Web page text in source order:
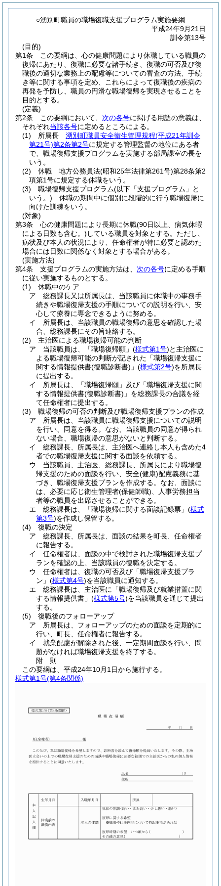
○湧別町職員の職場復職支援プログラム実施要綱
平成24年9月21日
訓令第13号
(目的)
第1条
この要綱は、心の健康問題により休職している職員の
復帰にあたり、復職に必要な諸手続き、復職の可否及び復
職後の適切な業務上の配慮等についての審査の方法、手続
き等に関する事項を定め、これらによって復職後の疾病の
再発を予防し、職員の円滑な職場復帰を実現させることを
目的とする。
(定義)
第2条
この要綱において、 次の各号に掲げる用語の意義は、
それぞれ当該各号に定めるところによる。
(1)
所属長 湧別町職員安全衛生管理規程(平成21年訓令
第21号)第2条第2号に規定する管理監督の地位にある者
で、職場復帰支援プログラムを実施する部局課室の長を
いう。
(2)
休職 地方公務員法(昭和25年法律第261号)第28条第2
項第1号に規定する休職をいう。
(3)
職場復帰支援プログラム(以下「支援プログラム」と
いう。) 休職の期間中に個別に段階的に行う職場復帰に
向けた訓練をいう。
(対象)
第3条
心の健康問題により長期に休職(90日以上、病気休暇
による日数も含む。) している職員を対象とする。 ただし、
病状及び本人の状況により、任命権者が特に必要と認めた
場合には日数に関係なく対象とする場合がある。
(実施方法)
第4条
支援プログラムの実施方法は、 次の各号に定める手順
に従い実施するものとする。
(1)
休職中のケア
ア
総務課長又は所属長は、当該職員に休職中の事務手
続きや職場復帰支援の手順についての説明を行い、安
心して療養に専念できるように努める。
イ
所属長は、当該職員の職場復帰の意思を確認した場
合、総務課長にその旨連絡する。
(2)
主治医による職場復帰可能の判断
ア
当該職員は、「職場復帰願」 (様式第1号)と主治医に
よる職場復帰可能の判断が記された「職場復帰支援に
関する情報提供書(復職診断書) 」 (様式第2号)を所属長
に提出する。
イ
所属長は、「職場復帰願」及び「職場復帰支援に関
する情報提供書(復職診断書) 」を総務課長の合議を経
て任命権者に提出する。
(3)
職場復帰の可否の判断及び職場復帰支援プランの作成
ア
所属長は、当該職員に職場復帰支援についての説明
を行い、同意を得る。 なお、当該職員の同意が得られ
ない場合、職場復帰の意思がないと判断する。
イ
総務課長、所属長は、主治医へ連絡し本人も含めた4
者での職場復帰支援に関する面談を依頼する。
ウ
当該職員、主治医、総務課長、所属長により職場復
帰支援のための面談を行い、安全(健康)配慮義務に基
づき、職場復帰支援プランを作成する。 なお、面談に
は、必要に応じ衛生管理者(保健師職) 、人事労務担当
者等の職員を出席させることができる。
エ
総務課長は、「職場復帰に関する面談記録票」 (様式
第3号)を作成し保管する。
(4)
復職の決定
ア
総務課長、所属長は、面談の結果を町長、任命権者
に報告する。
イ
任命権者は、面談の中で検討された職場復帰支援プ
ランを確認の上、当該職員の復職を決定する。
ウ
任命権者は、復職の可否及び「職場復帰支援プラ
ン」 (様式第4号)を当該職員に通知する。
エ
総務課長は、主治医に「職場復帰及び就業措置に関
する情報提供書」 (様式第5号)を当該職員を通じて提出
する。
(5)
復職後のフォローアップ
ア
所属長は、フォローアップのための面談を定期的に
行い、町長、任命権者に報告する。
イ
就業配慮が解除された後、一定期間面談を行い、問
題がなければ職場復帰支援を終了する。
附 則
この要綱は、平成24年10月1日から施行する。
様式第1号(第4条関係)